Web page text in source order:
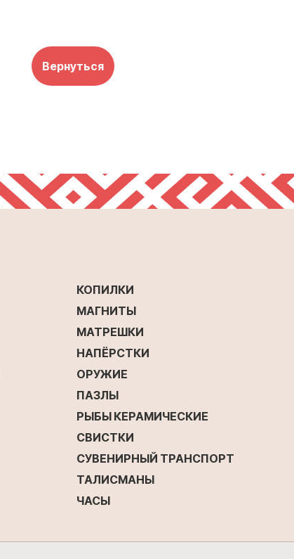
Вернуться
КОПИЛКИ
МАГНИТЫ
МАТРЕШКИ
НАПЁРСТКИ
ОРУЖИЕ
ПАЗЛЫ
РЫБЫ КЕРАМИЧЕСКИЕ
СВИСТКИ
СУВЕНИРНЫЙ ТРАНСПОРТ
ТАЛИСМАНЫ
ЧАСЫ